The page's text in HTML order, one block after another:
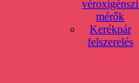
mérők
Kerékpár
felszerelés